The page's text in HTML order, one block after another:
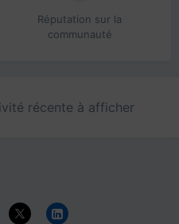
Réputation sur la
communauté
récente à afficher